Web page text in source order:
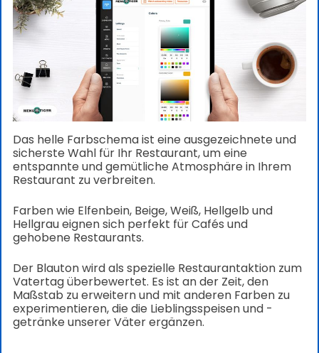
Das helle Farbschema ist eine ausgezeichnete und
sicherste Wahl für Ihr Restaurant, um eine
entspannte und gemütliche Atmosphäre in Ihrem
Restaurant zu verbreiten.
Farben wie Elfenbein, Beige, Weiß, Hellgelb und
Hellgrau eignen sich perfekt für Cafés und
gehobene Restaurants.
Der Blauton wird als spezielle Restaurantaktion zum
Vatertag überbewertet. Es ist an der Zeit, den
Maßstab zu erweitern und mit anderen Farben zu
experimentieren, die die Lieblingsspeisen und -
getränke unserer Väter ergänzen.